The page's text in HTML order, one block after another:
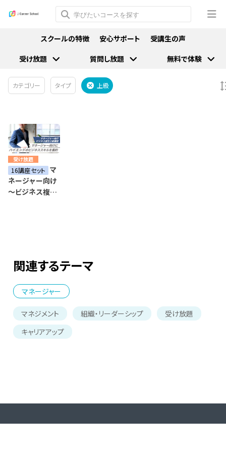
カテゴリー タイプ 上級
受け放題
16講座セット マ
ネージャー向け
～ビジネス複合
関連するテーマ
マネージャー
マネジメント 組織・リーダーシップ
受け放題
キャリアアップ
スクールの特徴 安心サポート
受講生の声
受け放題
質問し放題 無料で体験